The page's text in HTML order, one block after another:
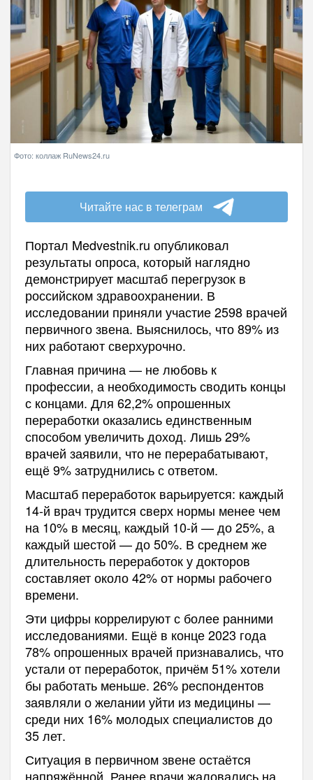
Фото: коллаж RuNews24.ru
Читайте нас в телеграм
Портал Medvestnik.ru опубликовал
результаты опроса, который наглядно
демонстрирует масштаб перегрузок в
российском здравоохранении. В
исследовании приняли участие 2598 врачей
первичного звена. Выяснилось, что 89% из
них работают сверхурочно.
Главная причина — не любовь к
профессии, а необходимость сводить концы
с концами. Для 62,2% опрошенных
переработки оказались единственным
способом увеличить доход. Лишь 29%
врачей заявили, что не перерабатывают,
ещё 9% затруднились с ответом.
Масштаб переработок варьируется: каждый
14-й врач трудится сверх нормы менее чем
на 10% в месяц, каждый 10-й — до 25%, а
каждый шестой — до 50%. В среднем же
длительность переработок у докторов
составляет около 42% от нормы рабочего
времени.
Эти цифры коррелируют с более ранними
исследованиями. Ещё в конце 2023 года
78% опрошенных врачей признавались, что
устали от переработок, причём 51% хотели
бы работать меньше. 26% респондентов
заявляли о желании уйти из медицины —
среди них 16% молодых специалистов до
35 лет.
Ситуация в первичном звене остаётся
напряжённой. Ранее врачи жаловались на